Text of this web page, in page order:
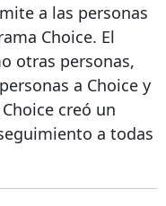
a las personas
Choice. El
otras personas,
a Choice y
creó un
a todas